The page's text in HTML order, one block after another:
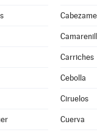
Carriches
Cebolla
Ciruelos
Cuerva